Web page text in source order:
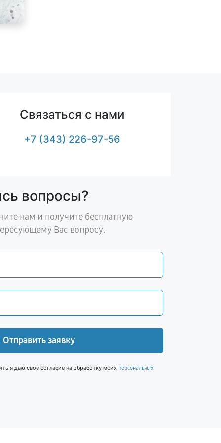
Связаться с нами
+7 (343) 226-97-56
вопросы?
нам и получите бесплатную
Вас вопросу.
Отправить заявку
я даю свое согласие на обработку моих персональных